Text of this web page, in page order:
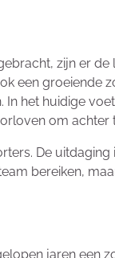
zijn er
een groeiende
het huidige
om achter
De
bereiken,
jaren een